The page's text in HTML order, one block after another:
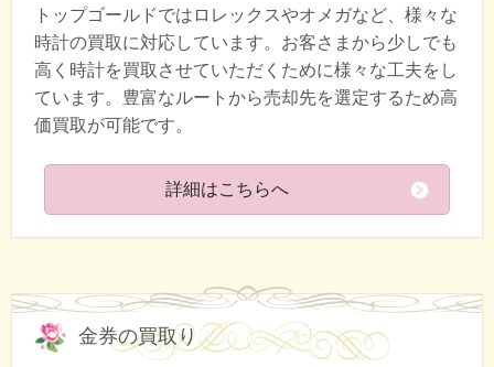
トップゴールドではロレックスやオメガなど、様々な
時計の買取に対応しています。お客さまから少しでも
高く時計を買取させていただくために様々な工夫をし
ています。豊富なルートから売却先を選定するため高
価買取が可能です。
詳細はこちらへ
金券の買取り